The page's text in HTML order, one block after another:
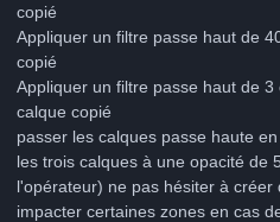
copié
Appliquer un filtre passe haut de
copié
Appliquer un filtre passe haut de
calque copié
passer les calques passe haute
les trois calques à une opacité de
l'opérateur) ne pas hésiter à
impacter certaines zones en cas